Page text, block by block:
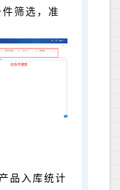
筛选，准
品入库统计